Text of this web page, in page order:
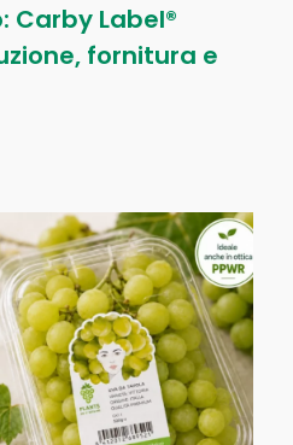
Carby Label®
fornitura e